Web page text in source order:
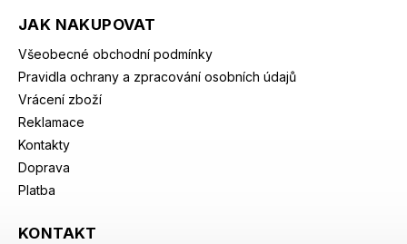
JAK NAKUPOVAT
Všeobecné obchodní podmínky
Pravidla ochrany a zpracování osobních údajů
Vrácení zboží
Reklamace
Kontakty
Doprava
Platba
KONTAKT